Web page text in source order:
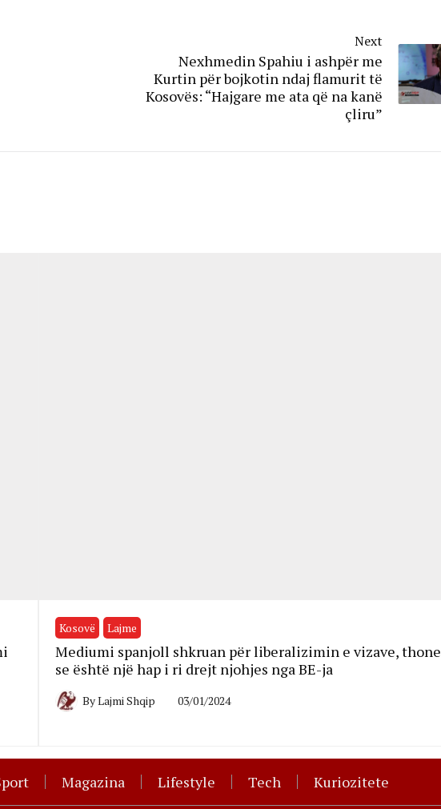
Next
Nexhmedin Spahiu i ashpër me
Kurtin për bojkotin ndaj flamurit të
Kosovës: “Hajgare me ata që na kanë
çliru”
Kosovë Lajme
Mediumi spanjoll shkruan për liberalizimin e vizave, thone
se është një hap i ri drejt njohjes nga BE-ja
ByLajmi Shqip 03/01/2024
Magazina Lifestyle Tech Kuriozitete